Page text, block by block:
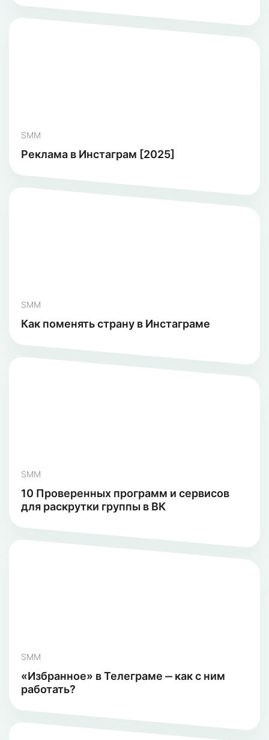
SMM
Реклама в Инстаграм [2025]
SMM
Как поменять страну в Инстаграме
SMM
10 Проверенных программ и сервисов
для раскрутки группы в ВК
SMM
«Избранное» в Телеграме ‒ как с ним
работать?